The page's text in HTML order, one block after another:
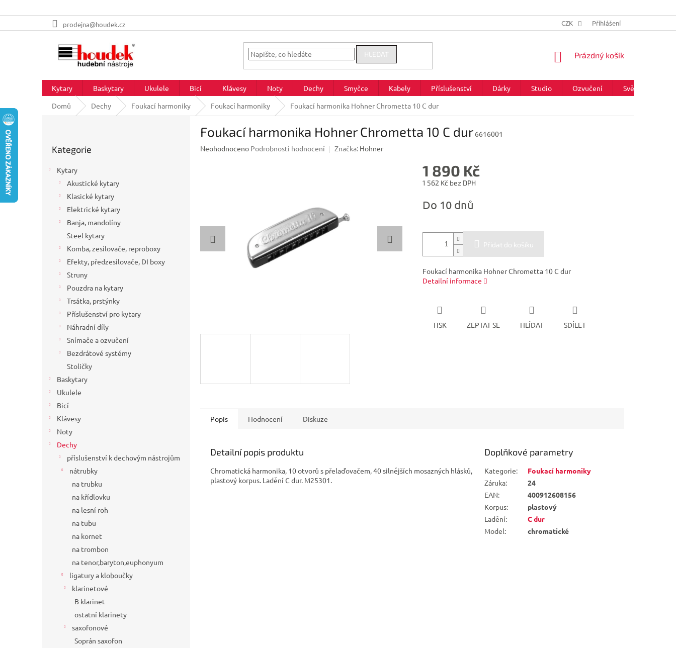
na
prodejna@houdek.cz CZK Přihlášení
HLEDAT
NÁKUPNÍ
Prázdný košík
Kytary Baskytary Ukulele Bicí Klávesy Noty Dechy Smyčce Kabely Příslušenství Dárky Studio Ozvučení Světla
Domů
Dechy Foukací harmoniky Foukací harmoniky Foukací harmonika Hohner Chrometta 10 C dur
kategorie
Kategorie
Kytary
Akustické kytary
Klasické kytary
Elektrické kytary
Banja, mandolíny
Steel kytary
Komba, zesilovače, reproboxy
Efekty, předzesilovače, DI boxy
Struny
Pouzdra na kytary
Trsátka, prstýnky
Příslušenství pro kytary
Náhradní díly
Snímače a ozvučení
Bezdrátové systémy
Stoličky
Baskytary
Ukulele
Bicí
Klávesy
Noty
Dechy
příslušenství k dechovým nástrojům
nátrubky
na trubku
na křídlovku
na lesní roh
na tubu
na kornet
na trombon
na tenor,baryton,euphonyum
ligatury a kloboučky
klarinetové
B klarinet
ostatní klarinety
saxofonové
Soprán saxofon
Foukací harmonika Hohner Chrometta 10 C dur 6616001
Průměrné
Neohodnoceno Podrobnosti hodnocení Značka: Hohner
1 890 Kč
1 562 Kč bez DPH
cena:
Do 10 dnů
Přidat do košíku
Foukací harmonika Hohner Chrometta 10 C dur
Detailní informace
TISK ZEPTAT SE HLÍDAT SDÍLET
Popis Hodnocení Diskuze
Detailní popis produktu
Chromatická harmonika, 10 otvorů s přelaďovačem, 40 silnějších mosazných hlásků,
plastový korpus. Ladění C dur. M25301.
Doplňkové parametry
Kategorie:
Foukací harmoniky
Záruka:
24
EAN:
400912608156
Korpus:
plastový
Ladění:
C dur
Model: chromatické